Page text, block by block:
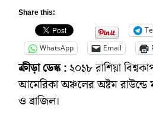
Share this:
WhatsApp
Email
ক্রীড়া ডেস্ক : ২০১৮ রাশিয়া
আমেরিকা অঞ্চলের অষ্টম রাউন্ডে
ও ব্রাজিল।